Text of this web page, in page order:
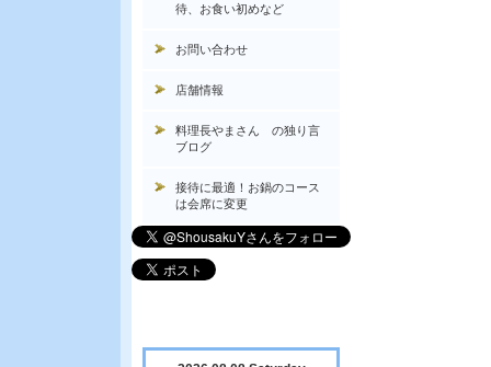
待、お食い初めなど
お問い合わせ
店舗情報
料理長やまさん の独り言
ブログ
接待に最適！お鍋のコース
は会席に変更